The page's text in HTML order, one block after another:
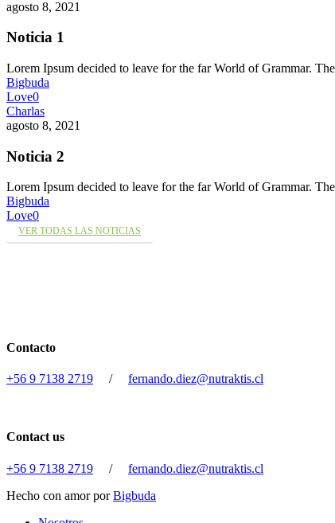
agosto 8, 2021
Noticia 1
Lorem Ipsum decided to leave for the far World of Grammar.
Bigbuda
Love0
Charlas
agosto 8, 2021
Noticia 2
Lorem Ipsum decided to leave for the far World of Grammar.
Bigbuda
Love0
VER TODAS LAS NOTICIAS
Contacto
+56 9 7138 2719 / fernando.diez@nutraktis.cl
Contact us
+56 9 7138 2719 / fernando.diez@nutraktis.cl
Hecho con amor porBigbuda